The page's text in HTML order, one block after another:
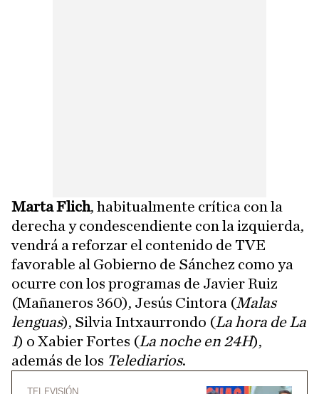
Marta Flich, habitualmente crítica con la
derecha y condescendiente con la izquierda,
vendrá a reforzar el contenido de TVE
favorable al Gobierno de Sánchez como ya
ocurre con los programas de Javier Ruiz
(Mañaneros 360), Jesús Cintora (Malas
lenguas), Silvia Intxaurrondo (La hora de La
1) o Xabier Fortes (La noche en 24H),
además de los Telediarios.
TELEVISIÓN